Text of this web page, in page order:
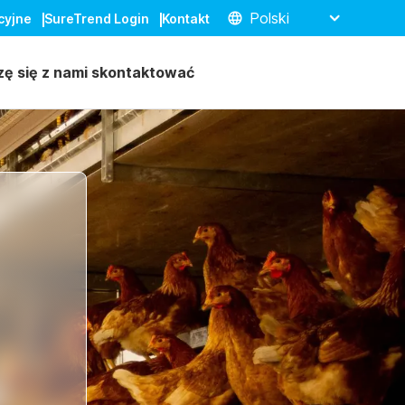
SureTrend Login Kontakt Polski
się z nami skontaktować